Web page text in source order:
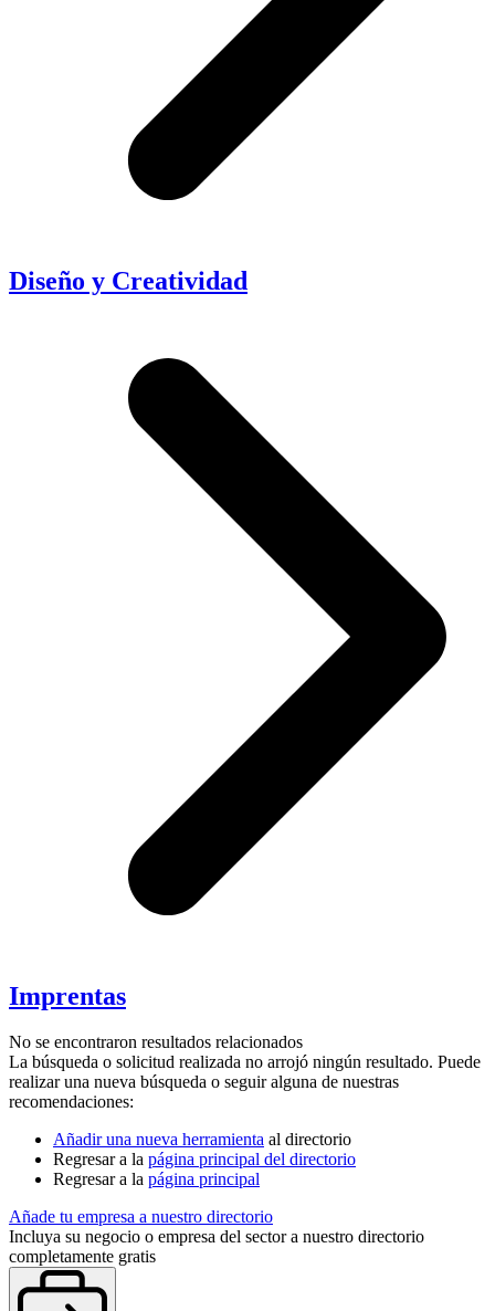
Diseño y Creatividad
Imprentas
No se encontraron resultados relacionados
La búsqueda o solicitud realizada no arrojó ningún resultado. Puede
realizar una nueva búsqueda o seguir alguna de nuestras
recomendaciones:
Añadir una nueva herramienta al directorio
Regresar a la página principal del directorio
Regresar a la página principal
Añade tu empresa a nuestro directorio
Incluya su negocio o empresa del sector a nuestro directorio
completamente gratis